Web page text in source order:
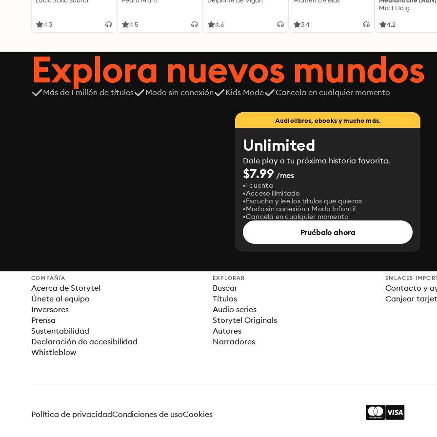
4.3 4.5 4.6 3.4
Matt Haig
4.2
Explora nuevos mundos
Más de 1 millón de títulos Modo sin conexión Kids Mode Cancela en cualquier momento
Audiolibros, ebooks y mucho más.
Unlimited
Dale play a tu próxima historia favorita.
$7.99 /mes
1 cuenta
Acceso ilimitado
Escucha y lee los títulos que quieras
Modo sin conexión + Modo Infantil
Cancela en cualquier momento
Pruébalo ahora
COMPAÑÍA
Acerca de Storytel
Únete al equipo
Inversores
Prensa
Sustentabilidad
Declaración de accesibilidad
Whistleblow
EXPLORAR
Buscar
Títulos
Audio series
Storytel Originals
Autores
Narradores
ENLACES
Contacto y
Canjear
Política de privacidadCondiciones de usoCookies